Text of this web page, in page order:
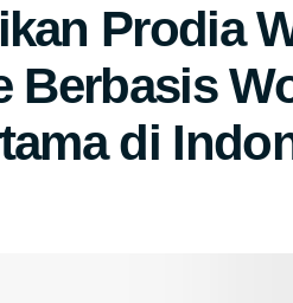
Prodia
Berbasis
di